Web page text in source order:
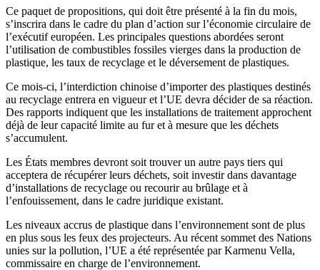
Ce paquet de propositions, qui doit être présenté à la fin du mois,
s’inscrira dans le cadre du plan d’action sur l’économie circulaire de
l’exécutif européen. Les principales questions abordées seront
l’utilisation de combustibles fossiles vierges dans la production de
plastique, les taux de recyclage et le déversement de plastiques.
Ce mois-ci, l’interdiction chinoise d’importer des plastiques destinés
au recyclage entrera en vigueur et l’UE devra décider de sa réaction.
Des rapports indiquent que les installations de traitement approchent
déjà de leur capacité limite au fur et à mesure que les déchets
s’accumulent.
Les États membres devront soit trouver un autre pays tiers qui
acceptera de récupérer leurs déchets, soit investir dans davantage
d’installations de recyclage ou recourir au brûlage et à
l’enfouissement, dans le cadre juridique existant.
Les niveaux accrus de plastique dans l’environnement sont de plus
en plus sous les feux des projecteurs. Au récent sommet des Nations
unies sur la pollution, l’UE a été représentée par Karmenu Vella,
commissaire en charge de l’environnement.